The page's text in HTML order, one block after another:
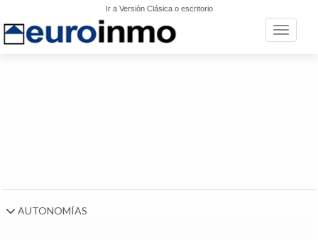
Ir a Versión Clásica o escritorio
Toggle
AUTONOMÍAS